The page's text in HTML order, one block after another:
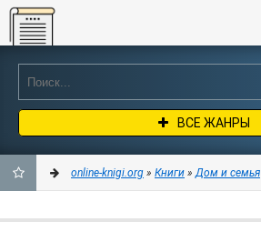
Online-knigi.org
ВСЕ ЖАНРЫ
online-knigi.org » Книги »Дом и семья